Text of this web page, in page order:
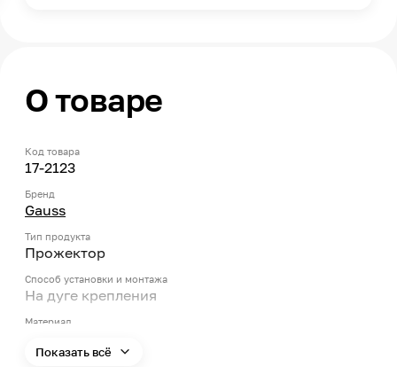
О товаре
Код товара
17-2123
Бренд
Gauss
Тип продукта
Прожектор
Способ установки и монтажа
На дуге крепления
Материал
Показать всё